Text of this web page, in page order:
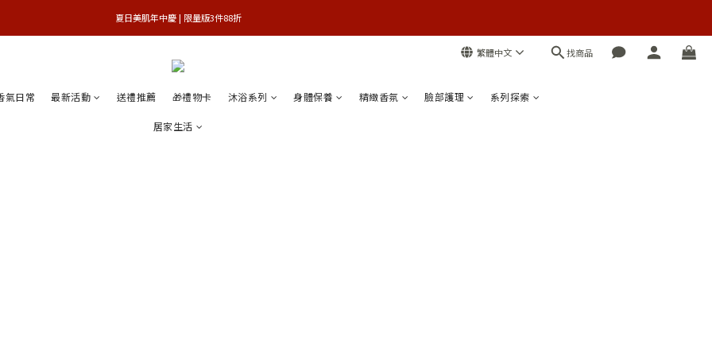
官網獨享 | 滿額最高贈3件禮
夏日美肌年中慶 | 限量版3件88折
繁體中文 找商品
氣日常 最新活動 送禮推薦 🎁禮物卡 沐浴系列 身體保養 精緻香氛 臉部護理 系列探索
居家生活